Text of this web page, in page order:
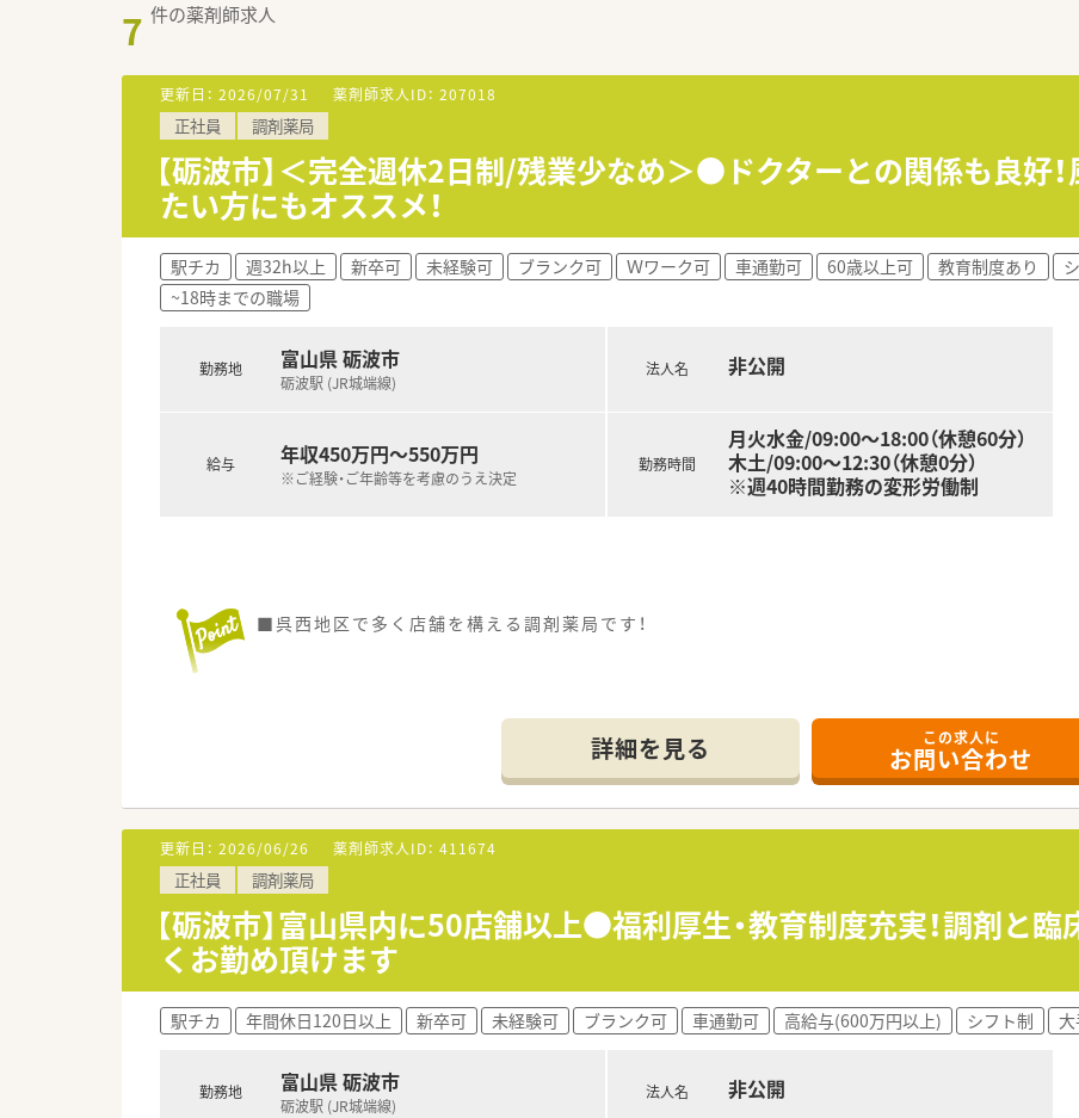
7 件の薬剤師求人
更新日： 2026/07/31 薬剤師求人ID： 207018
正社員 調剤薬局
【砺波市】＜完全週休2日制/残業少なめ＞●ドクターとの関係も良好
たい方にもオススメ！
駅チカ 週32h以上 新卒可 未経験可 ブランク可 Ｗワーク可 車通勤可 60歳以上可 教育制度あり
~18時までの職場
勤務地 富山県 砺波市
砺波駅 (JR城端線)
給与 年収450万円～550万円
※ご経験・ご年齢等を考慮のうえ決定
法人名 非公開
勤務時間
月火水金/09:00～18:00（休憩60分）
木土/09:00～12:30（休憩0分）
※週40時間勤務の変形労働制
■呉西地区で多く店舗を構える調剤薬局です！
詳細を見る この求人に
お問い合わせ
更新日： 2026/06/26 薬剤師求人ID： 411674
正社員 調剤薬局
【砺波市】富山県内に50店舗以上●福利厚生・教育制度充実！調剤と臨
くお勤め頂けます
駅チカ 年間休日120日以上 新卒可 未経験可 ブランク可 車通勤可 高給与(600万円以上) シフト制
勤務地 富山県 砺波市
砺波駅 (JR城端線)
法人名 非公開